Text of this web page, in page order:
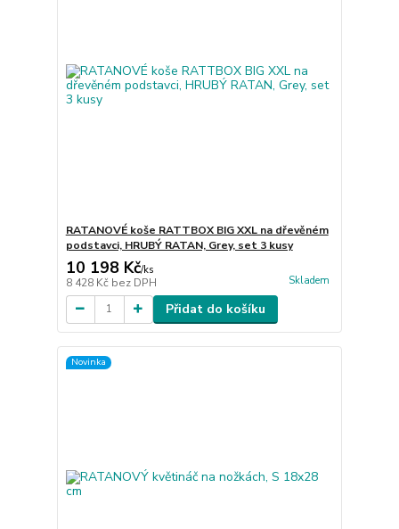
RATANOVÉ koše RATTBOX BIG XXL na dřevěném
podstavci, HRUBÝ RATAN, Grey, set 3 kusy
10 198 Kč/ks
8 428 Kč bez DPH Skladem
Přidat do košíku
Novinka